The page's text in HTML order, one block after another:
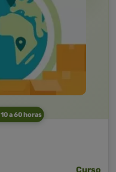
10 a 60 horas
Curso